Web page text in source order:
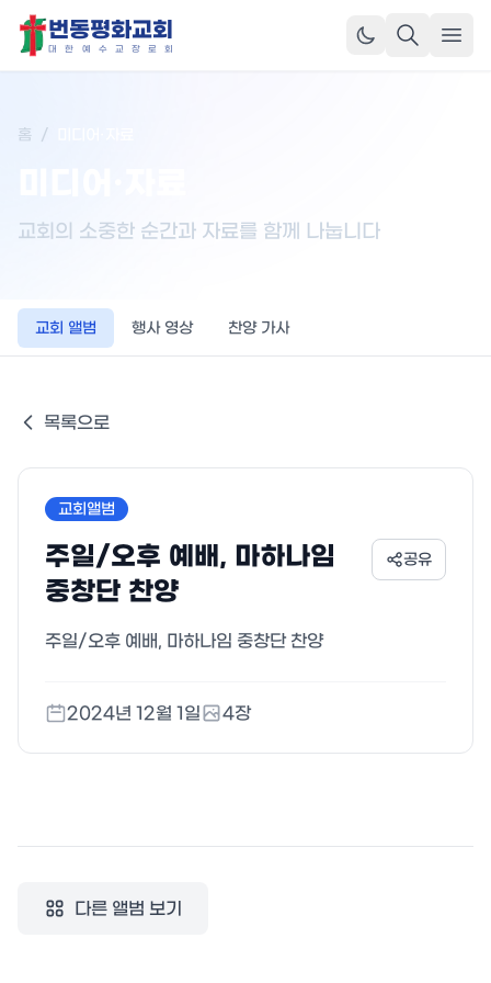
번동평화교회
대 한 예 수 교 장 로 회
메뉴
홈 /
교회의 소중한 순간과 자료를 함께 나눕니다
교회 앨범 행사 영상 찬양 가사
목록으로
교회앨범
주일/오후 예배, 마하나임
중창단 찬양
공유
주일/오후 예배, 마하나임 중창단 찬양
2024년 12월 1일 4장
다른 앨범 보기